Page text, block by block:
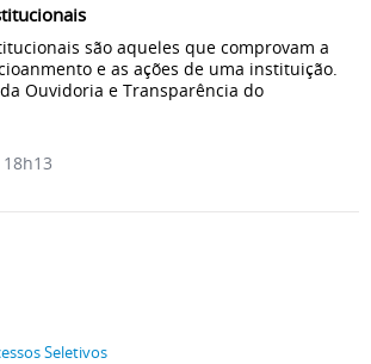
são aqueles que comprovam a
e as ações de uma instituição.
Ouvidoria e Transparência do
18h13
Seletivos